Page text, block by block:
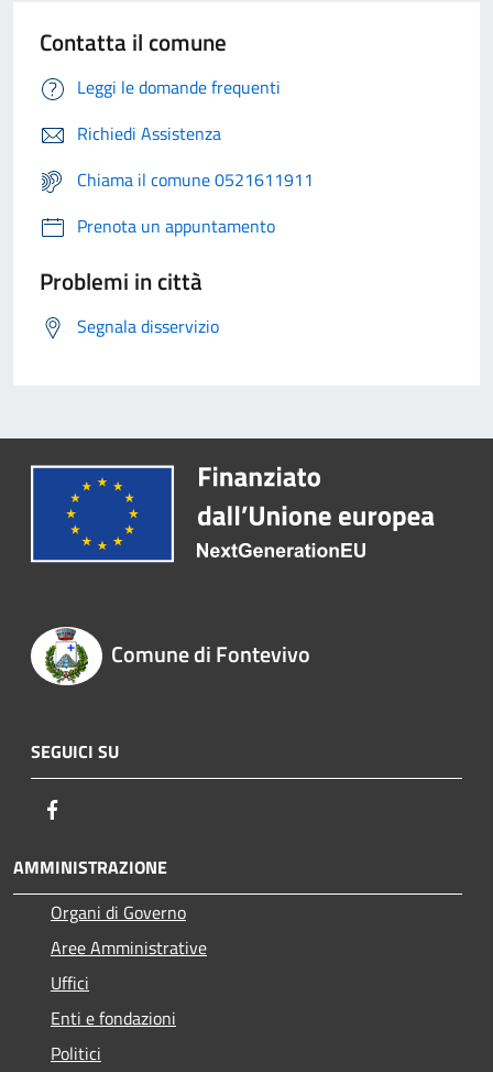
Contatta il comune
Leggi le domande frequenti
Richiedi Assistenza
Chiama il comune 0521611911
Prenota un appuntamento
Problemi in città
Segnala disservizio
Comune di Fontevivo
SEGUICI SU
AMMINISTRAZIONE
Organi di Governo
Aree Amministrative
Uffici
Enti e fondazioni
Politici